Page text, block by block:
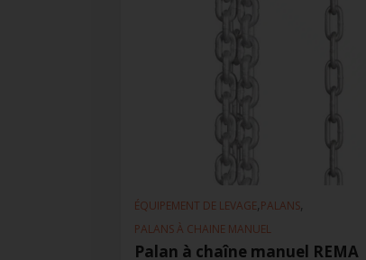
ÉQUIPEMENT DE LEVAGE,PALANS,
PALANS À CHAINE MANUEL
Palan à chaîne manuel REMA